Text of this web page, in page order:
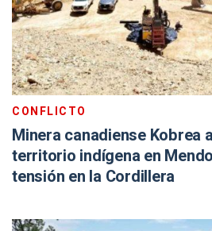
CONFLICTO
Minera canadiense Kobrea
territorio indígena en
tensión en la Cordillera